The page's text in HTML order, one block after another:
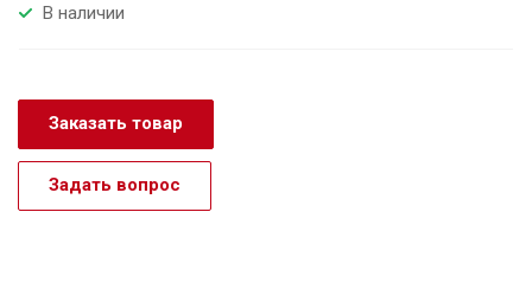
В наличии
Заказать товар
Задать вопрос